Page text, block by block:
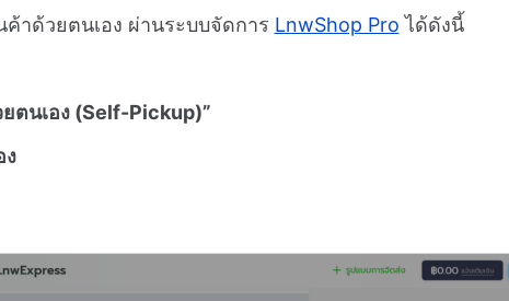
าด้วยตนเอง ผ่านระบบจัดการ LnwShop Pro ได้ดังนี้
ตนเอง (Self-Pickup)”
ง